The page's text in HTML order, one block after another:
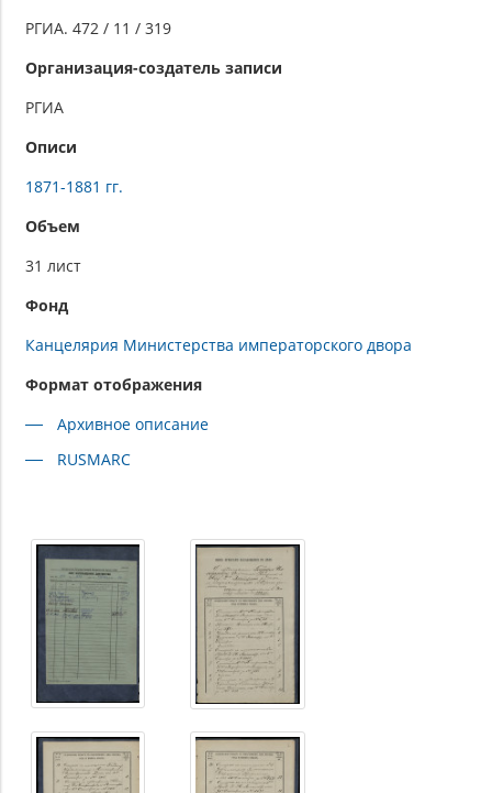
РГИА. 472 / 11 / 319
Организация-создатель записи
РГИА
Описи
1871-1881 гг.
Объем
31 лист
Фонд
Канцелярия Министерства императорского двора
Формат отображения
Архивное описание
RUSMARC